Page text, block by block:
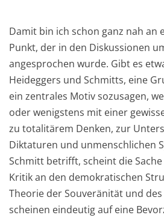
Damit bin ich schon ganz nah an
Punkt, der in den Diskussionen
angesprochen wurde. Gibt es
Heideggers und Schmitts, eine
ein zentrales Motiv sozusagen,
oder wenigstens mit einer
zu totalitärem Denken, zur
Diktaturen und unmenschlichen
Schmitt betrifft, scheint die
Kritik an den demokratischen
Theorie der Souveränität und
scheinen eindeutig auf eine